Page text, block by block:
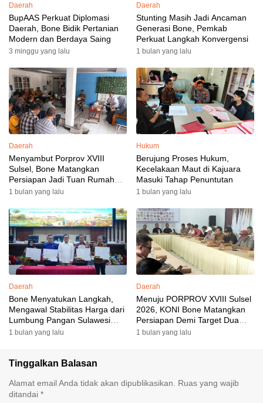
Daerah
BupAAS Perkuat Diplomasi
Daerah, Bone Bidik Pertanian
Modern dan Berdaya Saing
3 minggu yang lalu
Daerah
Stunting Masih Jadi Ancaman
Generasi Bone, Pemkab
Perkuat Langkah Konvergensi
1 bulan yang lalu
Daerah
Menyambut Porprov XVIII
Sulsel, Bone Matangkan
Persiapan Jadi Tuan Rumah
yang Berkesan: Wakil Bupati
Targetkan Venue dan
Akomodasi Rampung
1 bulan yang lalu
Hukum
Berujung Proses Hukum,
Kecelakaan Maut di Kajuara
Masuki Tahap Penuntutan
1 bulan yang lalu
Daerah
Bone Menyatukan Langkah,
Mengawal Stabilitas Harga dari
Lumbung Pangan Sulawesi
Selatan
1 bulan yang lalu
Daerah
Menuju PORPROV XVIII Sulsel
2026, KONI Bone Matangkan
Persiapan Demi Target Dua
Besar
1 bulan yang lalu
Tinggalkan Balasan
Alamat email Anda tidak akan dipublikasikan.
Ruas yang wajib
ditandai *